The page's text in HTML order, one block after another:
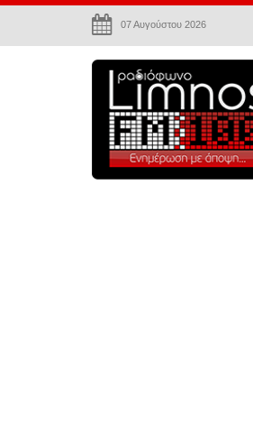
07 Αυγούστου 2026